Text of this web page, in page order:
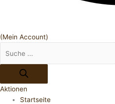
(Mein Account)
Aktionen
Startseite